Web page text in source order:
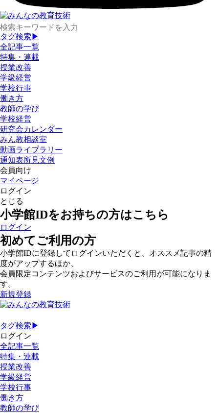
タグ検索▶
全記事一覧
特集・連載
授業改善
学級経営
学校行事
働き方
教師の学び
学校経営
研究会カレンダー
みん教相談室
動画ライブラリー
通知表所見文例
会員向け
マイページ
ログイン
とじる
小学館IDをお持ちの方はこちら
ログイン
初めてご利用の方
小学館IDに登録してログインいただくと、オススメ記事の精
度がアップするほか、
会員限定コンテンツおよびサービスのご利用が可能になりま
す。
新規登録
タグ検索▶
ログイン
全記事一覧
特集・連載
授業改善
学級経営
学校行事
働き方
教師の学び